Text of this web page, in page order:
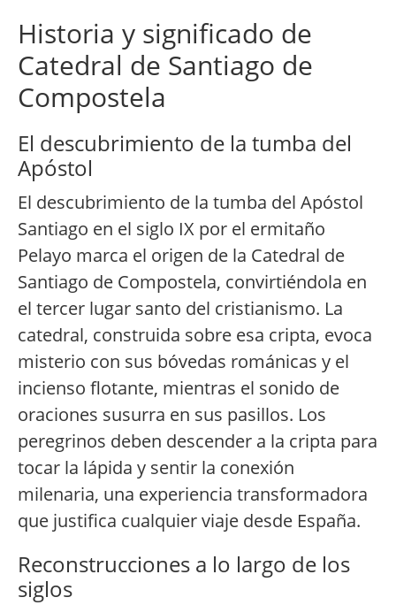
Historia y significado de
Catedral de Santiago de
Compostela
El descubrimiento de la tumba del
Apóstol
El descubrimiento de la tumba del Apóstol
Santiago en el siglo IX por el ermitaño
Pelayo marca el origen de la Catedral de
Santiago de Compostela, convirtiéndola en
el tercer lugar santo del cristianismo. La
catedral, construida sobre esa cripta, evoca
misterio con sus bóvedas románicas y el
incienso flotante, mientras el sonido de
oraciones susurra en sus pasillos. Los
peregrinos deben descender a la cripta para
tocar la lápida y sentir la conexión
milenaria, una experiencia transformadora
que justifica cualquier viaje desde España.
Reconstrucciones a lo largo de los
siglos